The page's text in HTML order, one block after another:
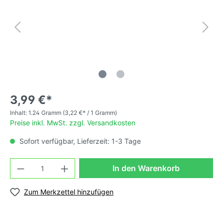
3,99 €*
Inhalt: 1.24 Gramm (3,22 €* / 1 Gramm)
Preise inkl. MwSt. zzgl. Versandkosten
Sofort verfügbar, Lieferzeit: 1-3 Tage
In den Warenkorb
Zum Merkzettel hinzufügen